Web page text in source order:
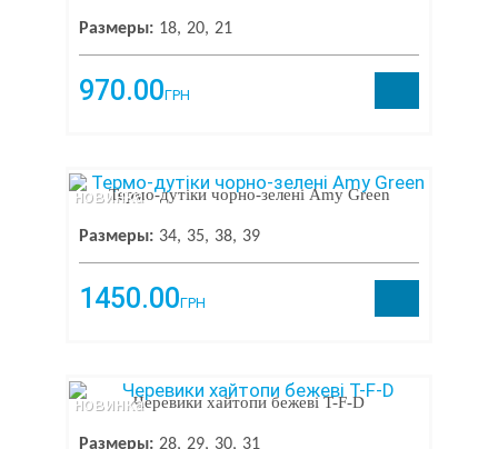
Размеры: 18 20 21
970.00ГРН
Термо-дутіки чорно-зелені Amy Green
Размеры: 34 35 38 39
1450.00ГРН
новинка
Черевики хайтопи бежеві T-F-D
Размеры: 28 29 30 31
новинка